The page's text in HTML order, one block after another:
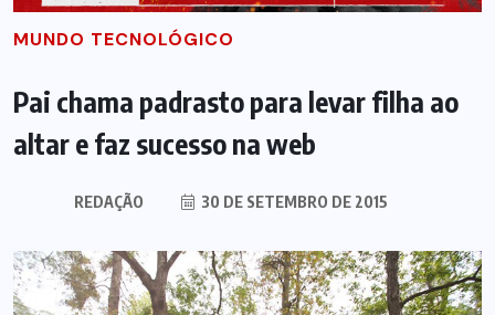
MUNDO TECNOLÓGICO
Pai chama padrasto para levar filha ao
altar e faz sucesso na web
REDAÇÃO 30 DE SETEMBRO DE 2015